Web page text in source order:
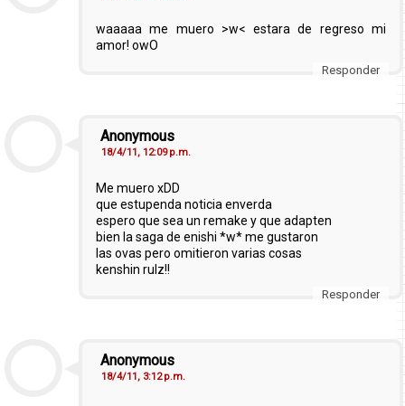
waaaaa me muero >w< estara de regreso mi
amor! owO
Responder
Anonymous
18/4/11, 12:09 p.m.
Me muero xDD
que estupenda noticia enverda
espero que sea un remake y que adapten
bien la saga de enishi *w* me gustaron
las ovas pero omitieron varias cosas
kenshin rulz!!
Responder
Anonymous
18/4/11, 3:12 p.m.